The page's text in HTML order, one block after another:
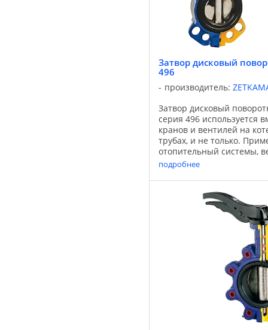
Затвор дисковый
496
производитель:
Затвор дисковый
серия 496 используется
кранов и вентилей на
трубах, и не только.
отопительный системы,
охлаждающие системы,
и пищевые системы. ...
подробнее